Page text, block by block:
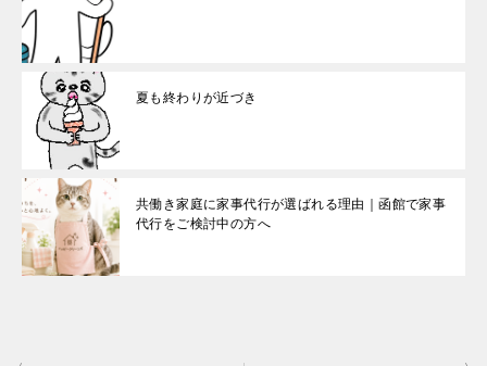
夏も終わりが近づき
共働き家庭に家事代行が選ばれる理由｜函館で家事
代行をご検討中の方へ